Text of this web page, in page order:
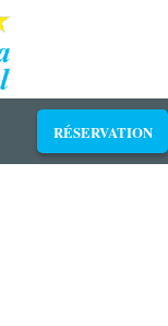
RÉSERVATION